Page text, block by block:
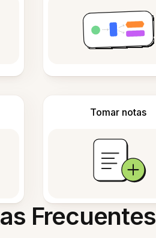
Tomar notas
Frecuentes